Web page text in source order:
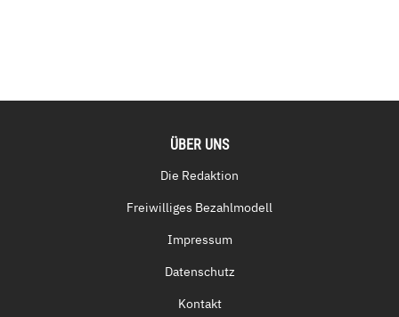
ÜBER UNS
Die Redaktion
Freiwilliges Bezahlmodell
Impressum
Datenschutz
Kontakt